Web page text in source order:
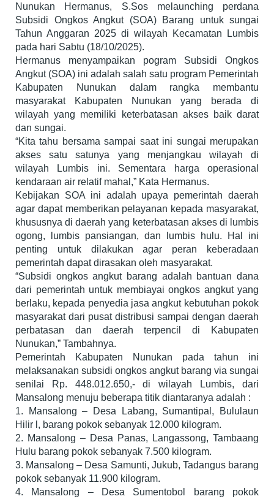
Nunukan Hermanus, S.Sos melaunching perdana
Subsidi Ongkos Angkut (SOA) Barang untuk sungai
Tahun Anggaran 2025 di wilayah Kecamatan Lumbis
pada hari Sabtu (18/10/2025).
Hermanus menyampaikan pogram Subsidi Ongkos
Angkut (SOA) ini adalah salah satu program Pemerintah
Kabupaten Nunukan dalam rangka membantu
masyarakat Kabupaten Nunukan yang berada di
wilayah yang memiliki keterbatasan akses baik darat
dan sungai.
“Kita tahu bersama sampai saat ini sungai merupakan
akses satu satunya yang menjangkau wilayah di
wilayah Lumbis ini. Sementara harga operasional
kendaraan air relatif mahal,” Kata Hermanus.
Kebijakan SOA ini adalah upaya pemerintah daerah
agar dapat memberikan pelayanan kepada masyarakat,
khususnya di daerah yang keterbatasan akses di lumbis
ogong, lumbis pansiangan, dan lumbis hulu. Hal ini
penting untuk dilakukan agar peran keberadaan
pemerintah dapat dirasakan oleh masyarakat.
“Subsidi ongkos angkut barang adalah bantuan dana
dari pemerintah untuk membiayai ongkos angkut yang
berlaku, kepada penyedia jasa angkut kebutuhan pokok
masyarakat dari pusat distribusi sampai dengan daerah
perbatasan dan daerah terpencil di Kabupaten
Nunukan,” Tambahnya.
Pemerintah Kabupaten Nunukan pada tahun ini
melaksanakan subsidi ongkos angkut barang via sungai
senilai Rp. 448.012.650,- di wilayah Lumbis, dari
Mansalong menuju beberapa titik diantaranya adalah :
1. Mansalong – Desa Labang, Sumantipal, Bululaun
Hilir l, barang pokok sebanyak 12.000 kilogram.
2. Mansalong – Desa Panas, Langassong, Tambaang
Hulu barang pokok sebanyak 7.500 kilogram.
3. Mansalong – Desa Samunti, Jukub, Tadangus barang
pokok sebanyak 11.900 kilogram.
4. Mansalong – Desa Sumentobol barang pokok